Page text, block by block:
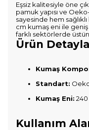
Eşsiz kalitesiyle öne
pamuk yapısı ve
sayesinde hem
cm kumaş eni ile geniş
farklı sektörlerde
Ürün
Kumaş
Standart:
Kumaş Eni:
Kullanım